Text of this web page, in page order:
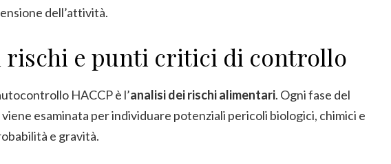
dell’attività.
rischi e punti critici di controllo
HACCP è l’analisi dei rischi alimentari. Ogni fase del
esaminata per individuare potenziali pericoli biologici, chimici e
e gravità.